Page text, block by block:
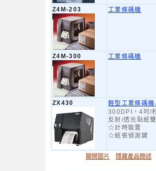
Z4M-203 工業條碼機
Z4M-300 工業條碼機
ZX430
輕型工業條碼
300DPI，4吋/
反射/透光貼紙
☆計時裝置
☆紙張偵測鍵
關閉圖片 隱藏產品簡述